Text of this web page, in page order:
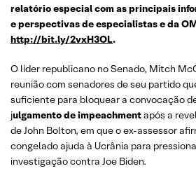
relatório especial com as principais
e perspectivas de especialistas e da
http://bit.ly/2vxH3OL.
O líder republicano no Senado, Mitch
reunião com senadores de seu partido
suficiente para bloquear a convocação
julgamento de impeachmentapós a
de John Bolton, em que o ex-assessor
congelado ajuda à Ucrânia para
investigação contra Joe Biden.